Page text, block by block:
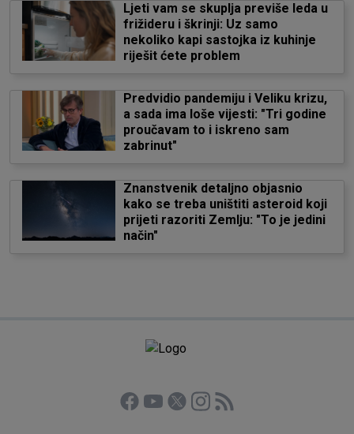
Ljeti vam se skuplja previše leda u
frižideru i škrinji: Uz samo
nekoliko kapi sastojka iz kuhinje
riješit ćete problem
Predvidio pandemiju i Veliku krizu,
a sada ima loše vijesti: "Tri godine
proučavam to i iskreno sam
zabrinut"
Znanstvenik detaljno objasnio
kako se treba uništiti asteroid koji
prijeti razoriti Zemlju: "To je jedini
način"